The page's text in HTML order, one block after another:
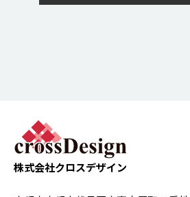
株式会社クロスデザイン